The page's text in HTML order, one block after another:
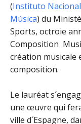
(Instituto Nacional
Música) du
Sports, octroie
Composition
création musicale
composition.
Le lauréat
une œuvre qui
ville d´Espagne,